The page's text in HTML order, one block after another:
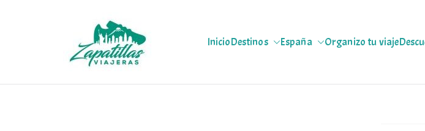
Zapas Viajeras
Zapas Viajeras viajes y escapadas pa que te copies
InicioDestinos España Organizo tu viaje